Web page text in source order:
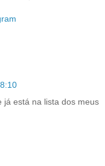
já está na lista dos meus